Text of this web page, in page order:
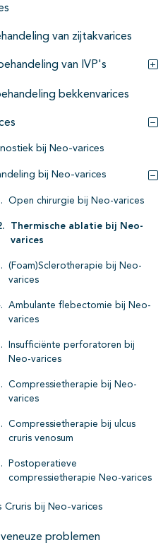
van zijtakvarices
van IVP's
bekkenvarices
bij Neo-varices
bij Neo-varices
Open chirurgie bij Neo-varices
Thermische ablatie bij Neo-
varices
(Foam)Sclerotherapie bij Neo-
varices
Ambulante flebectomie bij Neo-
varices
Insufficiënte perforatoren bij
Neo-varices
Compressietherapie bij Neo-
varices
Compressietherapie bij ulcus
cruris venosum
Postoperatieve
compressietherapie Neo-varices
Cruris bij Neo-varices
problemen